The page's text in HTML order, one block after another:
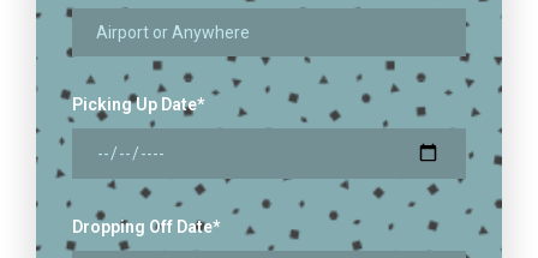
Picking Up Date*
Dropping Off Date*